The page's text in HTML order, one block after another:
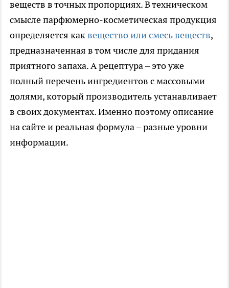
веществ в точных пропорциях. В техническом
смысле парфюмерно-косметическая продукция
определяется каквещество или смесь веществ,
предназначенная в том числе для придания
приятного запаха. А рецептура – это уже
полный перечень ингредиентов с массовыми
долями, который производитель устанавливает
в своих документах. Именно поэтому описание
на сайте и реальная формула – разные уровни
информации.